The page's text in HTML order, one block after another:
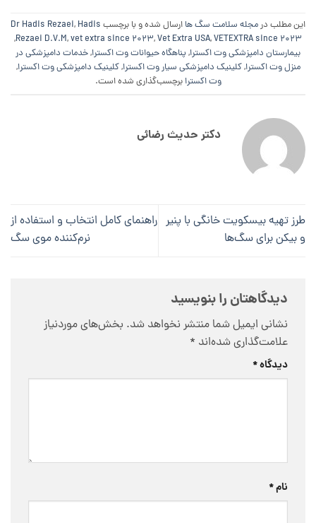
این مطلب در مجله سلامت سگ ها ارسال شده و با برچسب Dr Hadis Rezaei, Hadis
Rezaei D.V.M,vet extra since 2023,Vet Extra USA,VETEXTRA since 2023
,
بیمارستان دامپزشکی وت اکسترا,پناهگاه حیوانات وت اکسترا,خدمات دامپزشکی در
منزل وت اکسترا,کلینیک دامپزشکی سیار وت اکسترا,کلینیک دامپزشکی وت اکسترا,
وت اکسترا برچسب‌گذاری شده است.
دکتر حدیث رضائی
طرز تهیه بیسکویت‌ خانگی با پنیر
و بیکن برای سگ‌ها
راهنمای کامل انتخاب و استفاده از
نرم‌کننده موی سگ
دیدگاهتان را بنویسید
نشانی ایمیل شما منتشر نخواهد شد. بخش‌های موردنیاز
علامت‌گذاری شده‌اند *
دیدگاه*
نام*